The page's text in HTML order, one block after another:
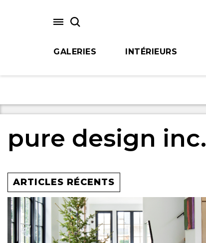
GALERIES INTÉRIEURS
pure design inc.
ARTICLES RÉCENTS